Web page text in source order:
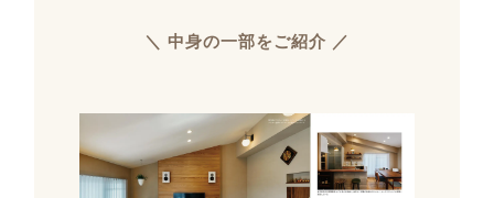
＼ 中身の一部をご紹介 ／